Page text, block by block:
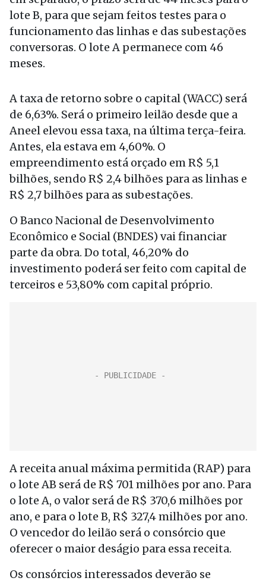
lote B, para que sejam feitos testes para o
funcionamento das linhas e das subestações
conversoras. O lote A permanece com 46
meses.
A taxa de retorno sobre o capital (WACC) será
de 6,63%. Será o primeiro leilão desde que a
Aneel elevou essa taxa, na última terça-feira.
Antes, ela estava em 4,60%. O
empreendimento está orçado em R$ 5,1
bilhões, sendo R$ 2,4 bilhões para as linhas e
R$ 2,7 bilhões para as subestações.
O Banco Nacional de Desenvolvimento
Econômico e Social (BNDES) vai financiar
parte da obra. Do total, 46,20% do
investimento poderá ser feito com capital de
terceiros e 53,80% com capital próprio.
A receita anual máxima permitida (RAP) para
o lote AB será de R$ 701 milhões por ano. Para
o lote A, o valor será de R$ 370,6 milhões por
ano, e para o lote B, R$ 327,4 milhões por ano.
O vencedor do leilão será o consórcio que
oferecer o maior deságio para essa receita.
Os consórcios interessados deverão se